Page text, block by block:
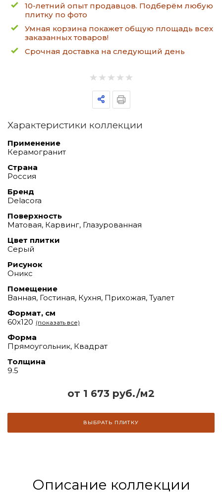
10-летний опыт продавцов. Подберём любую
плитку по фото
Умная корзина покажет общую площадь всех
заказанных товаров!
Срочная доставка на следующий день
от 1 673 руб./м2
ВЫБРАТЬ ПЛИТКУ
Характеристики коллекции
Применение
Керамогранит
Страна
Россия
Бренд
Delacora
Поверхность
Матовая, Карвинг, Глазурованная
Цвет плитки
Серый
Рисунок
Оникс
Помещение
Ванная, Гостиная, Кухня, Прихожая, Туалет
Формат, см
60х120 (показать все)
Форма
Прямоугольник, Квадрат
Толщина
9.5
Описание коллекции